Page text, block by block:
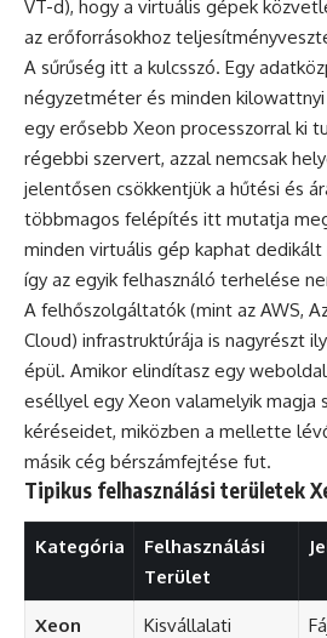
VT-d), hogy a virtuális gépek
az erőforrásokhoz
A sűrűség itt a kulcsszó. Egy
négyzetméter és minden
egy erősebb Xeon processzorral ki
régebbi szervert, azzal nemcsak
jelentősen csökkentjük a hűtési és
többmagos felépítés itt mutatja
minden virtuális gép kaphat
így az egyik felhasználó terhelése
A felhőszolgáltatók (mint az AWS,
Cloud) infrastruktúrája is nagyrészt
épül. Amikor elindítasz egy
eséllyel egy Xeon valamelyik magja
kéréseidet, miközben a mellette
másik cég bérszámfejtése fut.
Tipikus felhasználási területek
Kategória
Felhasználási
Terület
Xeon
Kisvállalati